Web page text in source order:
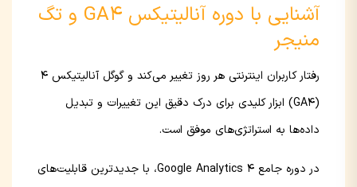
آشنایی با دوره آنالیتیکس GA4 و تگ
منیجر
رفتار کاربران اینترنتی هر روز تغییر می‌کند و گوگل آنالیتیکس 4
(GA4) ابزار کلیدی برای درک دقیق این تغییرات و تبدیل
داده‌ها به استراتژی‌های موفق است.
در دوره جامع Google Analytics 4، با جدیدترین قابلیت‌های